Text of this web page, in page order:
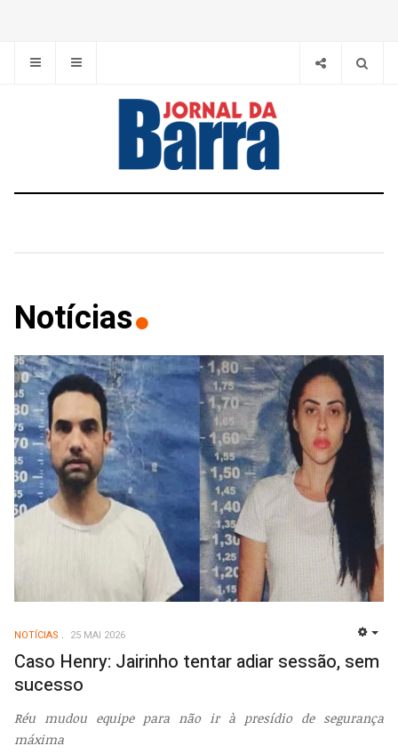
Notícias
NOTÍCIAS 25 MAI 2026
Caso Henry: Jairinho tentar adiar sessão, sem
sucesso
Réu mudou equipe para não ir à presídio de segurança
máxima